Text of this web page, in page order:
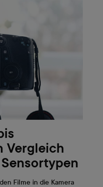
Vergleich
Filme in die Kamera